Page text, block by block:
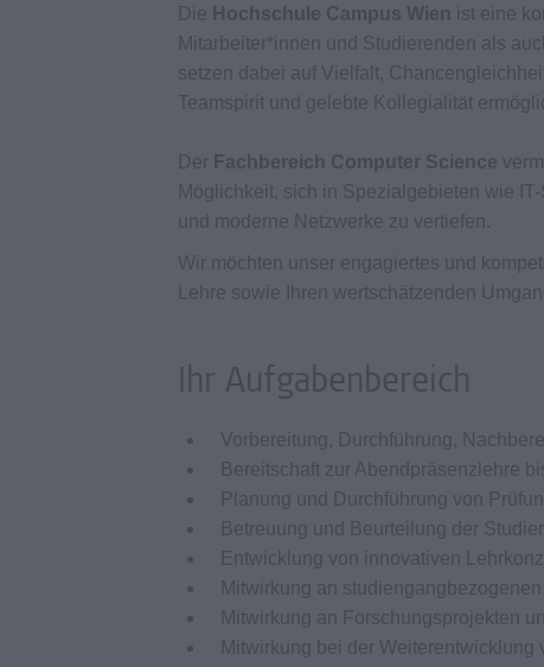
Die Hochschule Campus Wien
ist eine
Mitarbeiter*innen und Studierenden als
setzen dabei auf Vielfalt,
Teamspirit und gelebte Kollegialität
Der Fachbereich Computer Science
Möglichkeit, sich in Spezialgebieten wie
und moderne Netzwerke zu vertiefen.
Wir möchten unser engagiertes und
Lehre sowie Ihren wertschätzenden
Ihr Aufgabenbereich
Vorbereitung, Durchführung,
Bereitschaft zur Abendpräsenzlehre
Planung und Durchführung von
Betreuung und Beurteilung der
Entwicklung von innovativen
Mitwirkung an
Mitwirkung an Forschungsprojekten
Mitwirkung bei der Weiterentwicklung